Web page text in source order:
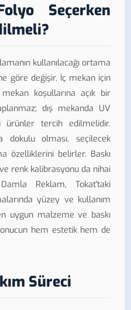
Seçerken
kullanılacağı ortama
göre değişir. İç mekan için
koşullarına açık bir
dış mekanda UV
ürünler tercih edilmelidir.
olması, seçilecek
özelliklerini belirler. Baskı
renk kalibrasyonu da nihai
Reklam, Tokat'taki
yüzey ve kullanım
uygun malzeme ve baskı
hem estetik hem de
Süreci